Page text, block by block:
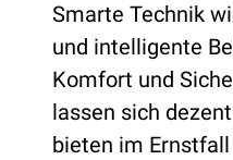
Smarte Technik
und intelligente
Komfort und
lassen sich
bieten im